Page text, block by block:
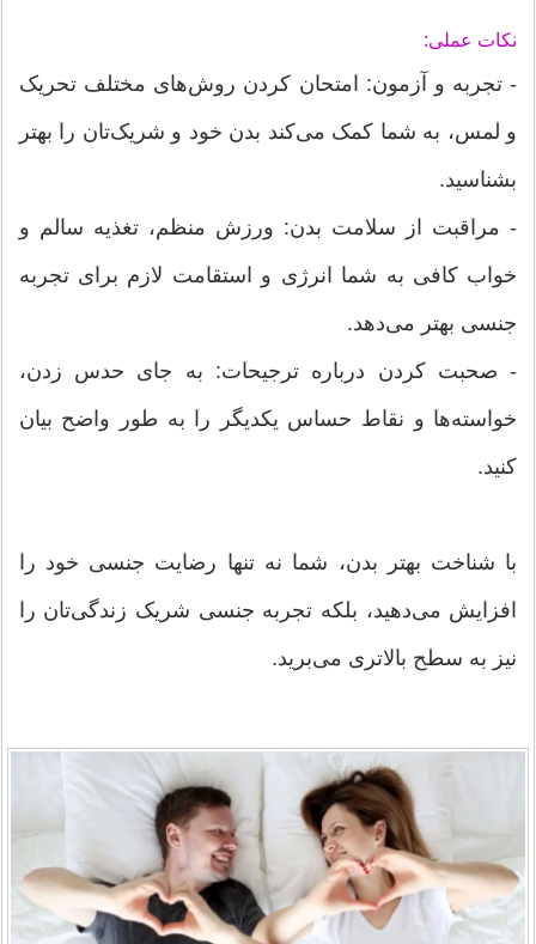
نکات عملی:
- تجربه و آزمون: امتحان کردن روش‌های مختلف تحریک
و لمس، به شما کمک می‌کند بدن خود و شریک‌تان را بهتر
بشناسید.
- مراقبت از سلامت بدن: ورزش منظم، تغذیه سالم و
خواب کافی به شما انرژی و استقامت لازم برای تجربه
جنسی بهتر می‌دهد.
- صحبت کردن درباره ترجیحات: به جای حدس زدن،
خواسته‌ها و نقاط حساس یکدیگر را به طور واضح بیان
کنید.
با شناخت بهتر بدن، شما نه تنها رضایت جنسی خود را
افزایش می‌دهید، بلکه تجربه جنسی شریک زندگی‌تان را
نیز به سطح بالاتری می‌برید.